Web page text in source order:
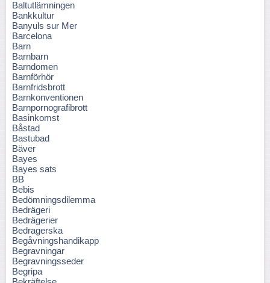
Baltutlämningen
Bankkultur
Banyuls sur Mer
Barcelona
Barn
Barnbarn
Barndomen
Barnförhör
Barnfridsbrott
Barnkonventionen
Barnpornografibrott
Basinkomst
Båstad
Bastubad
Bäver
Bayes
Bayes sats
BB
Bebis
Bedömningsdilemma
Bedrägeri
Bedrägerier
Bedragerska
Begåvningshandikapp
Begravningar
Begravningsseder
Begripa